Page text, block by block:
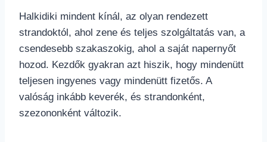
Halkidiki mindent kínál, az olyan rendezett
strandoktól, ahol zene és teljes szolgáltatás van, a
csendesebb szakaszokig, ahol a saját napernyőt
hozod. Kezdők gyakran azt hiszik, hogy mindenütt
teljesen ingyenes vagy mindenütt fizetős. A
valóság inkább keverék, és strandonként,
szezononként változik.